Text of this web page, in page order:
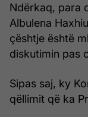
Ndërkaq, para
Albulena
çështje është
diskutimin pas
Sipas saj, ky
qëllimit që ka